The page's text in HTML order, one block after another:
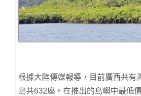
根據大陸傳媒報導，目前廣西共有
島共632座。在推出的島嶼中最低